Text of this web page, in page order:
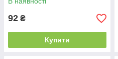
92 ₴
Купити